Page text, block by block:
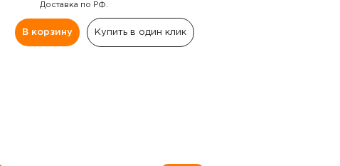
Доставка по РФ.
В корзину Купить в один клик